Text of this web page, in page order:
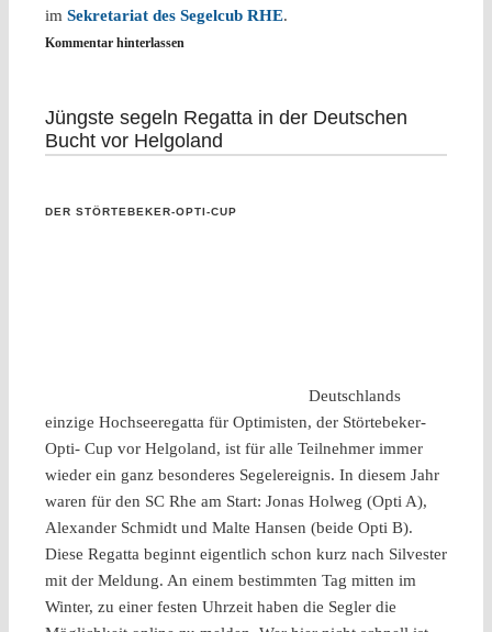
im Sekretariat des Segelcub RHE.
Kommentar hinterlassen
Jüngste segeln Regatta in der Deutschen
Bucht vor Helgoland
DER STÖRTEBEKER-OPTI-CUP
Deutschlands
einzige Hochseeregatta für Optimisten, der Störtebeker-
Opti- Cup vor Helgoland, ist für alle Teilnehmer immer
wieder ein ganz besonderes Segelereignis. In diesem Jahr
waren für den SC Rhe am Start: Jonas Holweg (Opti A),
Alexander Schmidt und Malte Hansen (beide Opti B).
Diese Regatta beginnt eigentlich schon kurz nach Silvester
mit der Meldung. An einem bestimmten Tag mitten im
Winter, zu einer festen Uhrzeit haben die Segler die